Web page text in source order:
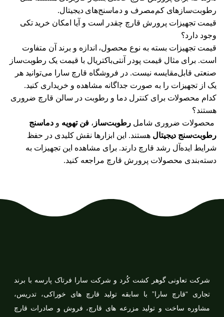
رطوبت‌سازهای کم‌مصرف و دماسنج‌های دیجیتال.
قیمت تجهیزات پرورش قارچ چقدر است و آیا امکان خرید تکی
وجود دارد؟
قیمت تجهیزات بسته به نوع محصول، اندازه و برند آن متفاوت
است. برای مثال قیمت پودر آنتی‌باکتریال با قیمت یک رطوبت‌ساز
صنعتی قابل‌مقایسه نیست. در فروشگاه قارچ سارا می‌توانید هر
یک از تجهیزات را به صورت جداگانه مشاهده و خریداری کنید.
کدام محصولات برای کنترل دما و رطوبت در سالن قارچ ضروری
هستند؟
محصولات ضروری شامل رطوبت‌ساز ، فن تهویه و دماسنج
رطوبت‌سنج دیجیتال هستند. این ابزارها نقش کلیدی در حفظ
شرایط ایده‌آل رشد قارچ دارند. برای مشاهده این تجهیزات به
دسته‌بندی محصولات پرورش قارچ مراجعه کنید.
شرکت تعاونی گوهر کشت کُرد و شرکت سارا فرتاک پارسه با برند
تجاری “قارچ سارا” با سابقه تولید قارچ های خوراکی، تدریس،
مشاوره ساخت و تولید مزرعه های قارچ، فروش و صادرات قارچ